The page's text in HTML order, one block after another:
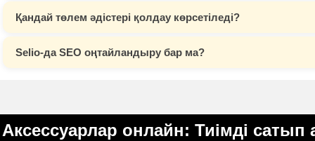
Қандай төлем әдістері қолдау көрсетіледі?
Selio-да SEO оңтайландыру бар ма?
Аксессуарлар онлайн: Тиімді сатып